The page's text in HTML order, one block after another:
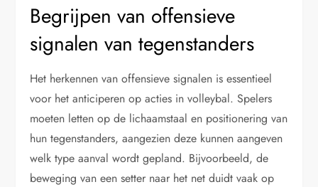
Begrijpen van offensieve
signalen van tegenstanders
Het herkennen van offensieve signalen is essentieel
voor het anticiperen op acties in volleybal. Spelers
moeten letten op de lichaamstaal en positionering van
hun tegenstanders, aangezien deze kunnen aangeven
welk type aanval wordt gepland. Bijvoorbeeld, de
beweging van een setter naar het net duidt vaak op